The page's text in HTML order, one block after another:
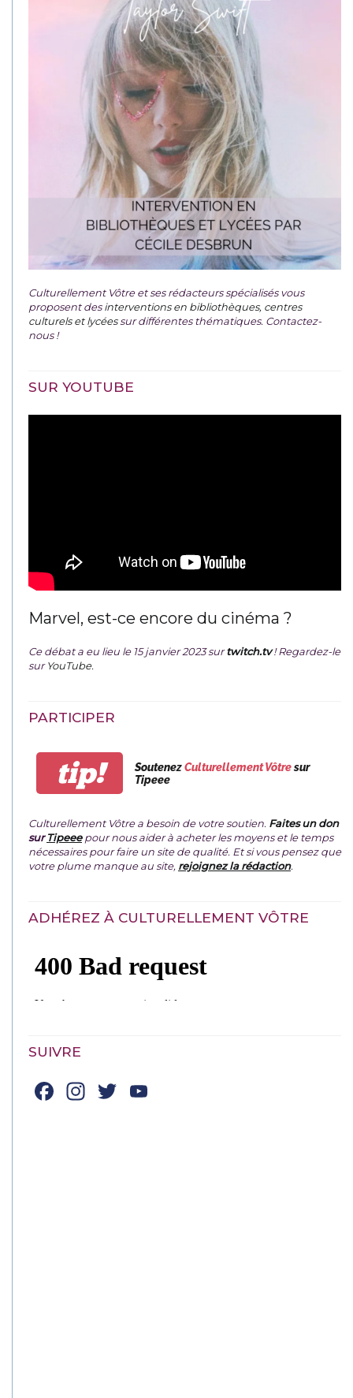
Culturellement Vôtre et ses rédacteurs spécialisés vous
proposent desinterventions en bibliothèques, centres
culturels et lycéessur différentes thématiques. Contactez-
nous !
SUR YOUTUBE
Marvel, est-ce encore du cinéma ?
Ce débat a eu lieu le 15 janvier 2023 surtwitch.tv ! Regardez-le
surYouTube.
PARTICIPER
tip! SoutenezCulturellement Vôtresur
Tipeee
Culturellement Vôtre a besoin de votre soutien. Faites un don
surTipeeepour nous aider à acheter les moyens et le temps
nécessaires pour faire un site de qualité. Et si vous pensez que
votre plume manque au site, rejoignez la rédaction.
ADHÉREZ À CULTURELLEMENT VÔTRE
SUIVRE
Facebook
Instagram
Twitter